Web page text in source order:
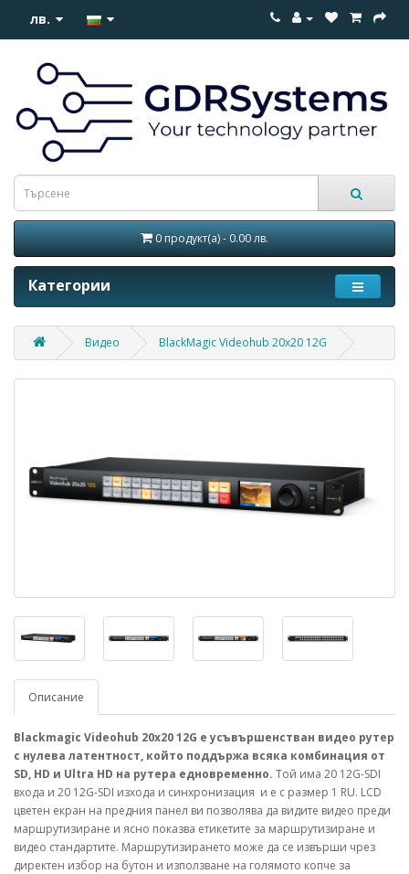
лв.
0 продукт(а) - 0.00 лв.
Категории
Видео BlackMagic Videohub 20x20 12G
Описание
Blackmagic Videohub 20x20 12G е усъвършенстван видео рутер
с нулева латентност, който поддържа всяка комбинация от
SD, HD и Ultra HD на рутера едновременно. Той има 20 12G-SDI
входа и 20 12G-SDI изхода и синхронизация и е с размер 1 RU. LCD
цветен екран на предния панел ви позволява да видите видео преди
маршрутизиране и ясно показва етикетите за маршрутизиране и
видео стандартите. Маршрутизирането може да се извърши чрез
директен избор на бутон и използване на голямото копче за